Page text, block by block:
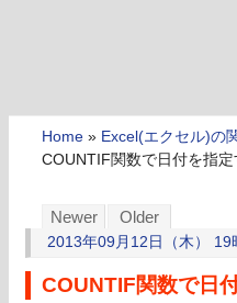
Home » Excel(エクセル)の
COUNTIF関数で日付を指定
Newer Older
2013年09月12日（木） 19
COUNTIF関数で日